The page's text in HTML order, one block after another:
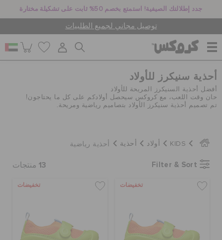
جدد إطلالتك الصيفية! استمتع بخصم 50% ثابت على تشكيلة مختارة
توصيل مجاني لجميع الطلبيات
للنساء
أطفال
جيبيتز تشارمز
كروكس لمكان العمل
أحذية سنيكرز للأولاد
أفضل أحذية السنيكرز المريحة للأولاد
حان وقت اللعب، مع كروكس سيحصل أولادكم على كل ما يحتاجون!
تم تصميم أحذية سنيكرز الأولاد بتصاميم رياضية ومريحة.
KIDS أولاد أحذية أحذية رياضية
Filter & Sort
13 منتجات
تخفيضات تخفيضات